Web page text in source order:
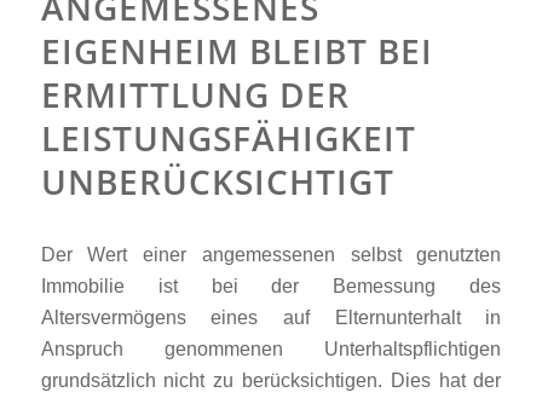
EIGENHEIM BLEIBT BEI
ERMITTLUNG DER
LEISTUNGSFÄHIGKEIT
UNBERÜCKSICHTIGT
Der Wert einer angemessenen selbst genutzten
Immobilie ist bei der Bemessung des
Altersvermögens eines auf Elternunterhalt in
Anspruch genommenen Unterhaltspflichtigen
grundsätzlich nicht zu berücksichtigen. Dies hat der